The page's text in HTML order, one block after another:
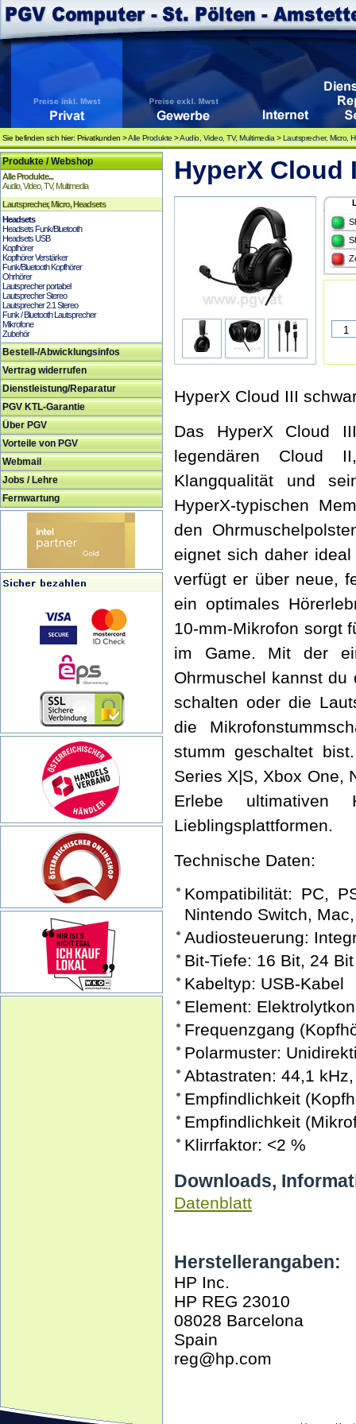
Sie befinden sich hier: Privatkunden >Alle Produkte >Audio, Video, TV, Multimedia >Lautsprecher, Micro,
Produkte / Webshop
Alle Produkte...
Audio, Video, TV, Multimedia
Lautsprecher, Micro, Headsets
Headsets
Headsets Funk/Bluetooth
Headsets USB
Kopfhörer
Kopfhörer Verstärker
Funk/Bluetooth Kopfhörer
Ohrhörer
Lautsprecher portabel
Lautsprecher Stereo
Lautsprecher 2.1 Stereo
Funk / Bluetooth Lautsprecher
Mikrofone
Zubehör
Bestell-/Abwicklungsinfos
Vertrag widerrufen
Dienstleistung/Reparatur
PGV KTL-Garantie
Über PGV
Vorteile von PGV
Webmail
Jobs / Lehre
Fernwartung
HyperX Cloud
HyperX Cloud III
Das HyperX Cloud
legendären Cloud
Klangqualität und
HyperX-typischen
den
eignet sich daher
verfügt er über neue,
ein optimales
10-mm-Mikrofon sorgt
im Game. Mit der
Ohrmuschel kannst
schalten oder die
die
stumm geschaltet
Series X|S, Xbox One,
Erlebe
Lieblingsplattformen.
Technische Daten:
Kompatibilität: PC,
Nintendo Switch,
Audiosteuerung:
Bit-Tiefe: 16 Bit, 24 Bit
Kabeltyp: USB-Kabel
Element:
Frequenzgang
Polarmuster:
Abtastraten: 44,1
Empfindlichkeit
Empfindlichkeit
Klirrfaktor: <2 %
Downloads,
Datenblatt
Herstellerangaben:
HP Inc.
HP REG 23010
08028 Barcelona
Spain
reg@hp.com